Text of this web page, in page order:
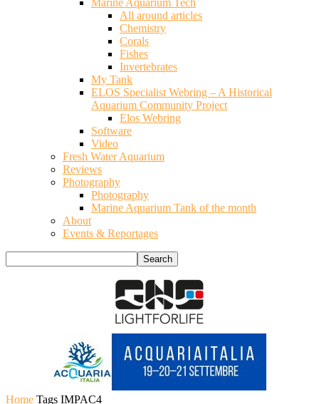
Marine Aquarium Tech
All around articles
Chemistry
Corals
Fishes
Invertebrates
My Tank
ELOS Specialist Webring – A Historical
Aquarium Community Project
Elos Webring
Software
Video
Fresh Water Aquarium
Reviews
Photography
Photography
Marine Aquarium Tank of the month
About
Events & Reportages
Home Tags IMPAC4